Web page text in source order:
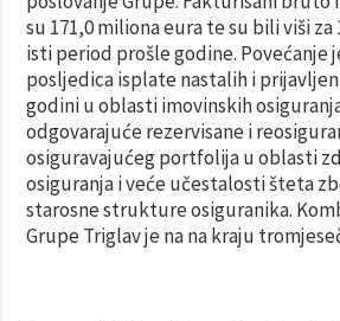
su 171,0 miliona eura te su bili viši za
isti period prošle godine. Povećanje
posljedica isplate nastalih i
godini u oblasti imovinskih
odgovarajuće rezervisane i
osiguravajućeg portfolija u oblasti
osiguranja i veće učestalosti šteta
starosne strukture osiguranika.
Grupe Triglav je na na kraju